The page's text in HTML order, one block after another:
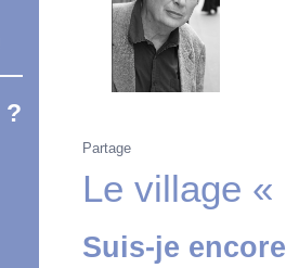
?
Partage
Le village
Suis-je